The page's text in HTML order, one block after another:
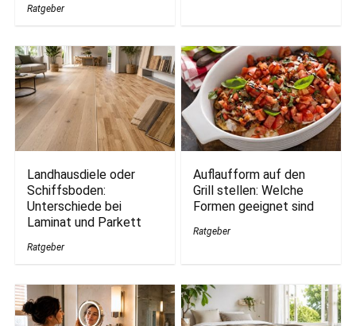
Ratgeber
Landhausdiele oder
Schiffsboden:
Unterschiede bei
Laminat und Parkett
Ratgeber
Auflaufform auf den
Grill stellen: Welche
Formen geeignet sind
Ratgeber